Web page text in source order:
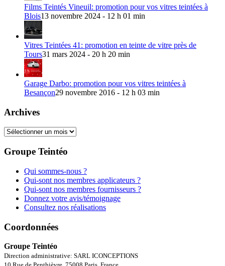
Films Teintés Vineuil: promotion pour vos vitres teintées à
Blois13 novembre 2024 - 12 h 01 min
Vitres Teintées 41: promotion en teinte de vitre près de
Tours31 mars 2024 - 20 h 20 min
Garage Darbo: promotion pour vos vitres teintées à
Besançon29 novembre 2016 - 12 h 03 min
Archives
Archives
Groupe Teintéo
Qui sommes-nous ?
Qui-sont nos membres applicateurs ?
Qui-sont nos membres fournisseurs ?
Donnez votre avis/témoignage
Consultez nos réalisations
Coordonnées
Groupe Teintéo
Direction administrative: SARL ICONCEPTIONS